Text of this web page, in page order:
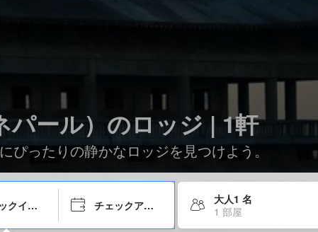
パール）のロッジ | 1軒
ぴったりの静かなロッジを見つけよう。
チェックイン日 チェックアウト日
大人1 名
1 部屋